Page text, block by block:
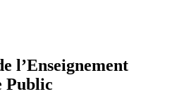
l’Enseignement
Public